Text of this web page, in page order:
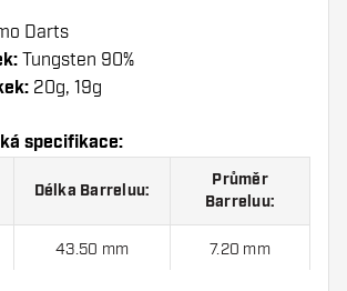
Darts
Tungsten 90%
20g, 19g
specifikace:
Délka Barreluu:
Průměr
Barreluu:
43.50 mm 7.20 mm